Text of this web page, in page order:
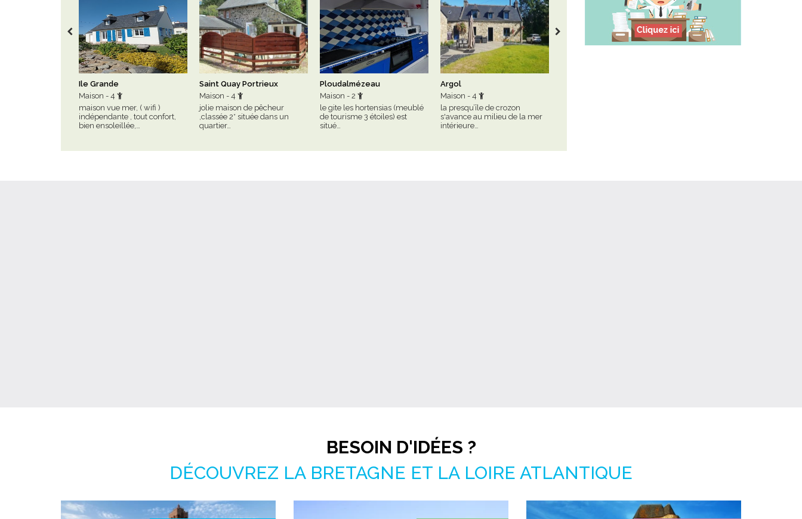
Ile Grande
Maison - 4
maison vue mer, ( wifi )
indépendante , tout confort,
bien ensoleillée,…
Saint Quay Portrieux
Maison - 4
jolie maison de pêcheur
,classée 2* située dans un
quartier…
Ploudalmézeau
Maison - 2
le gite les hortensias (meublé
de tourisme 3 étoiles) est
situé…
Argol
Maison - 4
la presqu’île de crozon
s'avance au milieu de la mer
intérieure…
BESOIN D'IDÉES ?
DÉCOUVREZ LA BRETAGNE ET LA LOIRE ATLANTIQUE